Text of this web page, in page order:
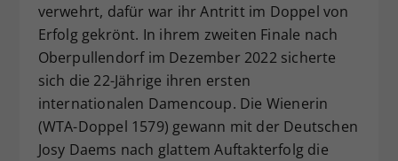
verwehrt, dafür war ihr Antritt im Doppel von
Erfolg gekrönt. In ihrem zweiten Finale nach
Oberpullendorf im Dezember 2022 sicherte
sich die 22-Jährige ihren ersten
internationalen Damencoup. Die Wienerin
(WTA-Doppel 1579) gewann mit der Deutschen
Josy Daems nach glattem Auftakterfolg die